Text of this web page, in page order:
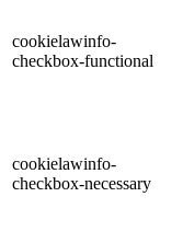
cookielawinfo-
checkbox-functional
cookielawinfo-
checkbox-necessary